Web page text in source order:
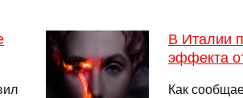
В Италии
эффекта
Как